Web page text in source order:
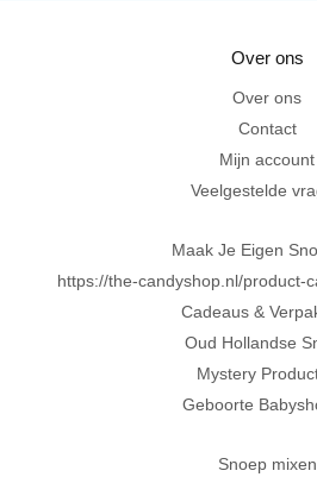
Al 20 jaar in
Over ons
Over ons
Contact
Mijn account
Veelgestelde
Maak Je Eigen
https://the-candyshop.nl/product-
Cadeaus &
Oud Hollandse
Mystery
Geboorte
Snoep mixen